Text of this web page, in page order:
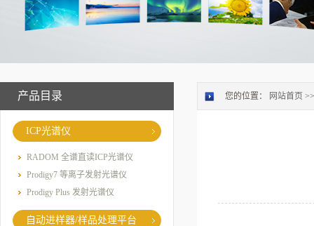
产品目录
ICP光谱仪
RADOM 全谱直读ICP光谱仪
Prodigy7 等离子发射光谱仪
Prodigy Plus 发射光谱仪
自动进样器/样品处理平台
您的位置： 网站首页